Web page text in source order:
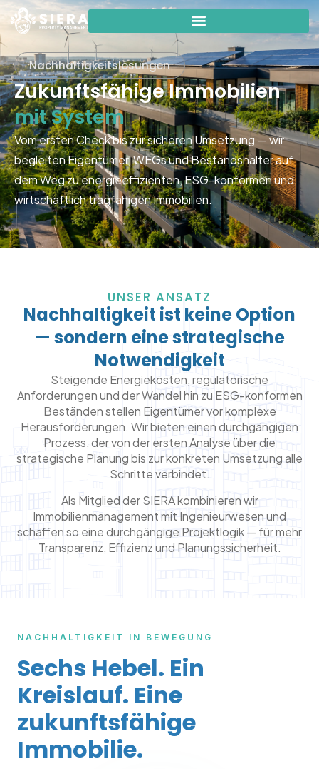
Nachhaltigkeitslösungen
Zukunftsfähige Immobilien
mit System
Vom ersten Check bis zur sicheren Umsetzung — wir
begleiten Eigentümer, WEGs und Bestandshalter auf
dem Weg zu energieeffizienten, ESG-konformen und
wirtschaftlich tragfähigen Immobilien.
UNSER ANSATZ
Nachhaltigkeit ist keine Option
— sondern eine strategische
Notwendigkeit
Steigende Energiekosten, regulatorische
Anforderungen und der Wandel hin zu ESG-konformen
Beständen stellen Eigentümer vor komplexe
Herausforderungen. Wir bieten einen durchgängigen
Prozess, der von der ersten Analyse über die
strategische Planung bis zur konkreten Umsetzung alle
Schritte verbindet.
Als Mitglied der SIERA kombinieren wir
Immobilienmanagement mit Ingenieurwesen und
schaffen so eine durchgängige Projektlogik — für mehr
Transparenz, Effizienz und Planungssicherheit.
NACHHALTIGKEIT IN BEWEGUNG
Sechs Hebel. Ein
Kreislauf. Eine
zukunftsfähige
Immobilie.